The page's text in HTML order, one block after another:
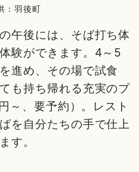
：羽後町
午後には、そば打ち体
験ができます。4～5
進め、その場で試食
も持ち帰れる充実のプ
～、要予約）。レスト
を自分たちの手で仕上
す。